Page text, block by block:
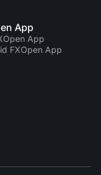
App
App
FXOpen App